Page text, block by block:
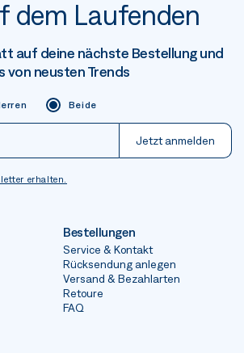
dem Laufenden
auf deine nächste Bestellung und
von neusten Trends
Beide
Jetzt anmelden
erhalten.
Bestellungen
Service & Kontakt
Rücksendung anlegen
Versand & Bezahlarten
Retoure
FAQ